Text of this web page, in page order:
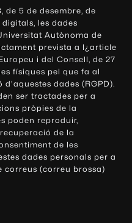
5 de desembre, de
les dades
Autònoma de
prevista a l¿article
i del Consell, de 27
físiques pel que fa al
dades (RGPD).
ser tractades per a
pròpies de la
poden reproduir,
de la
de les
dades personals per a
correus (correu brossa)